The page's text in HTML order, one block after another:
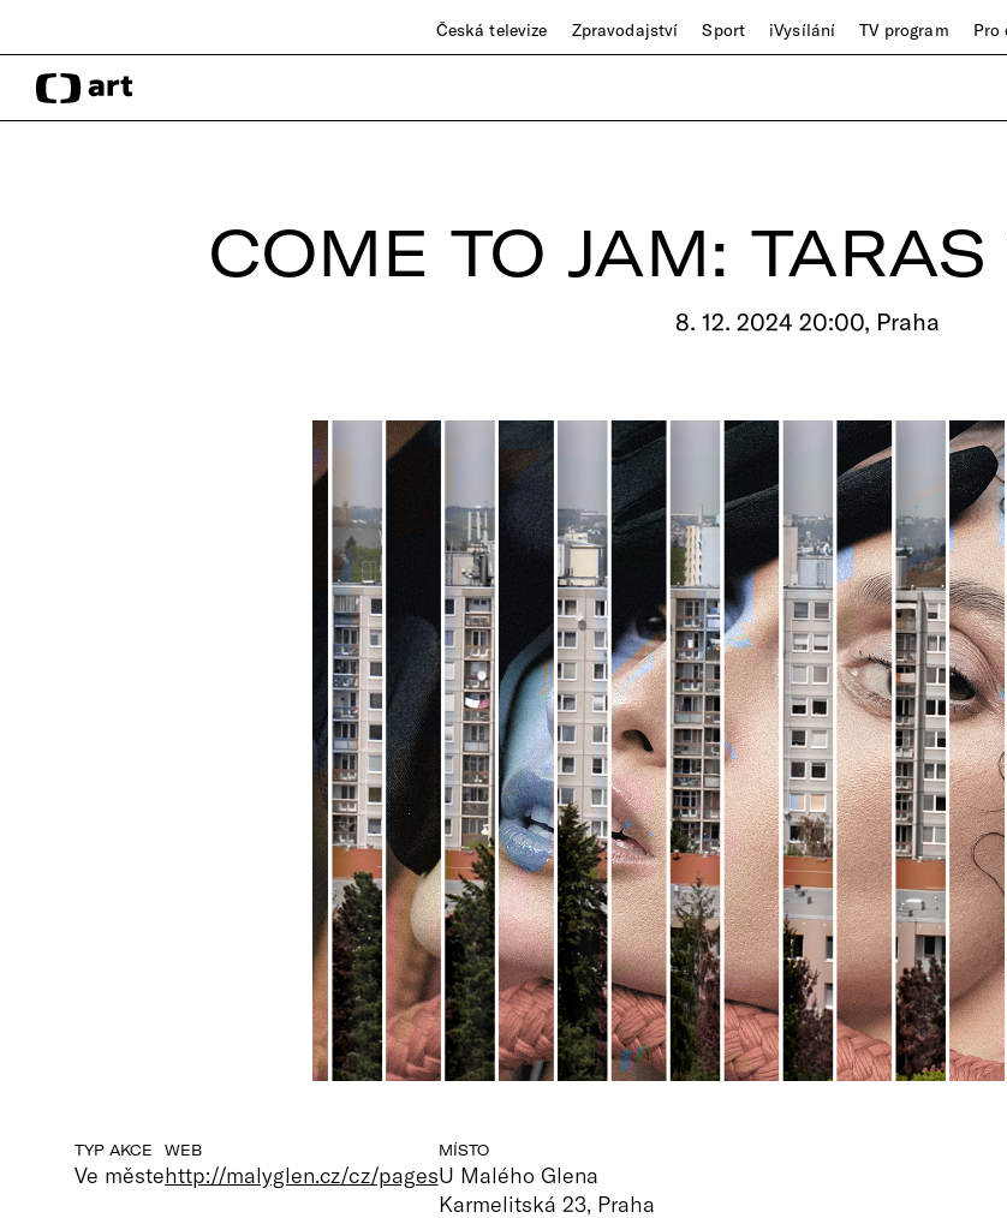
Česká televize Zpravodajství Sport iVysílání TV program Pro
COME TO JAM:
8. 12. 2024 20:00, Praha
TYP AKCE
Ve měste
WEB
http://malyglen.cz/cz/pages
MÍSTO
U Malého Glena
Karmelitská 23, Praha